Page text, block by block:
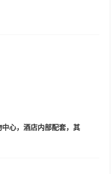
心，酒店内部配套，其